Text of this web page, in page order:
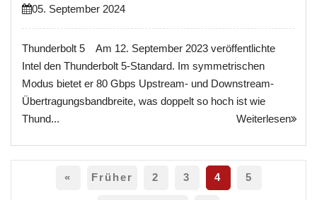
05. September 2024
Thunderbolt 5 Am 12. September 2023 veröffentlichte
Intel den Thunderbolt 5-Standard. Im symmetrischen
Modus bietet er 80 Gbps Upstream- und Downstream-
Übertragungsbandbreite, was doppelt so hoch ist wie
Thund...
Weiterlesen
« Früher 2 3 4 5